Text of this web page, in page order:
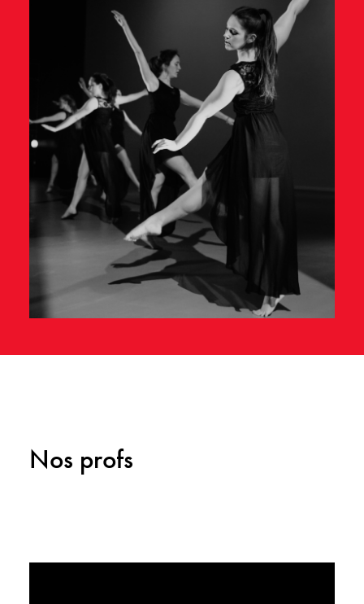
Nos profs